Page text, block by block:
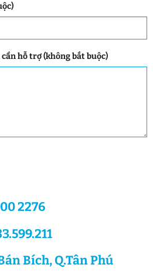
hỗ trợ (không bắt buộc)
2276
Bích, Q.Tân Phú